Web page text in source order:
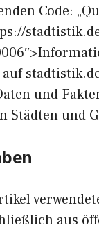
Code:
und
Städten und
aus